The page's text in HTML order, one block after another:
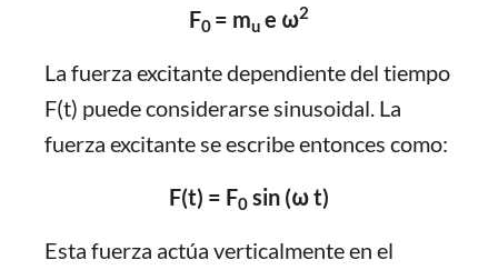
F0 = mu e ω2
La fuerza excitante dependiente del tiempo
F(t) puede considerarse sinusoidal. La
fuerza excitante se escribe entonces como:
F(t) = F0 sin (ω t)
Esta fuerza actúa verticalmente en el